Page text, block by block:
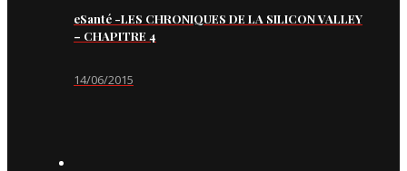
eSanté -LES CHRONIQUES DE LA SILICON VALLEY
– CHAPITRE 4
14/06/2015